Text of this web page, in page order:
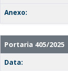
Anexo:
Portaria 405/2025
Data: